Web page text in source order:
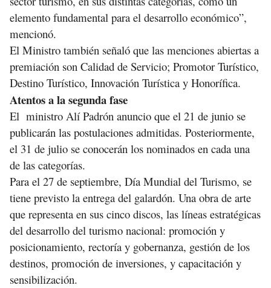
elemento fundamental para el desarrollo económico”,
mencionó.
El Ministro también señaló que las menciones abiertas a
premiación son Calidad de Servicio; Promotor Turístico,
Destino Turístico, Innovación Turística y Honorífica.
Atentos a la segunda fase
El ministro Alí Padrón anuncio que el 21 de junio se
publicarán las postulaciones admitidas. Posteriormente,
el 31 de julio se conocerán los nominados en cada una
de las categorías.
Para el 27 de septiembre, Día Mundial del Turismo, se
tiene previsto la entrega del galardón. Una obra de arte
que representa en sus cinco discos, las líneas estratégicas
del desarrollo del turismo nacional: promoción y
posicionamiento, rectoría y gobernanza, gestión de los
destinos, promoción de inversiones, y capacitación y
sensibilización.